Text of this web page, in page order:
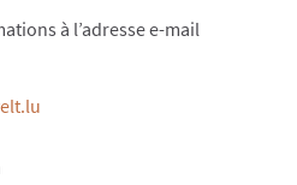
à l’adresse e-mail